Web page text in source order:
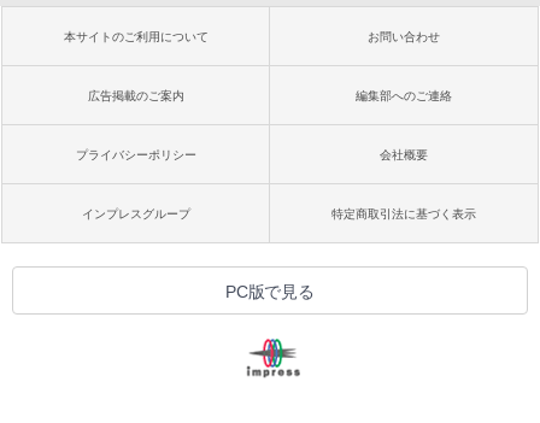
本サイトのご利用について お問い合わせ
広告掲載のご案内 編集部へのご連絡
プライバシーポリシー 会社概要
インプレスグループ 特定商取引法に基づく表示
PC版で見る